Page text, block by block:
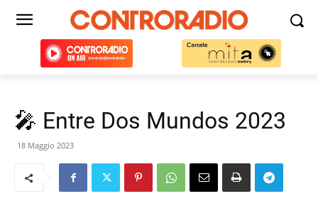
🎤 Entre Dos Mundos 2023
18 Maggio 2023